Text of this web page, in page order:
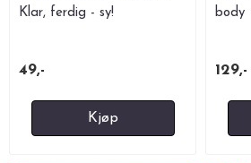
Klar, ferdig - sy!
49,-
Kjøp
body
129,-